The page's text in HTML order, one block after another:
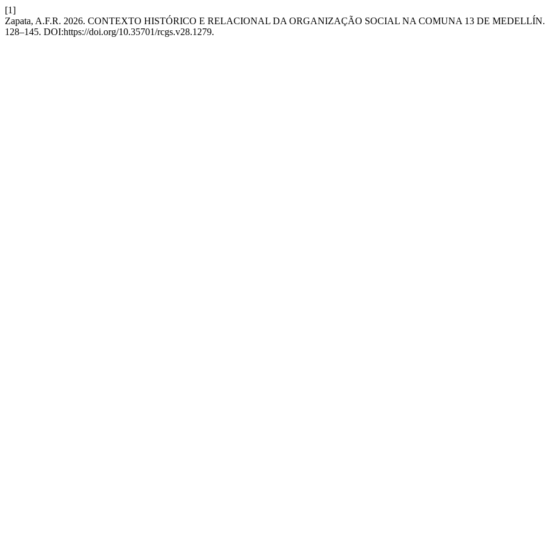
[1]
Zapata, A.F.R. 2026. CONTEXTO HISTÓRICO E RELACIONAL DA ORGANIZAÇÃO SOCIAL NA COMUNA 13 DE MEDELLÍN.
128–145. DOI:https://doi.org/10.35701/rcgs.v28.1279.